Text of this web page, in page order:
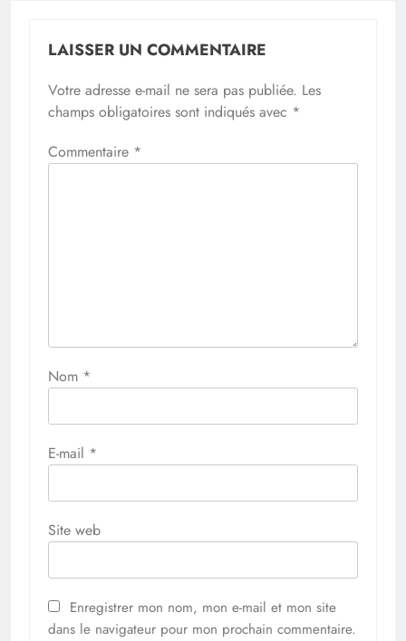
LAISSER UN COMMENTAIRE
Votre adresse e-mail ne sera pas publiée. Les
champs obligatoires sont indiqués avec *
Commentaire *
Nom *
E-mail *
Site web
Enregistrer mon nom, mon e-mail et mon site
dans le navigateur pour mon prochain commentaire.